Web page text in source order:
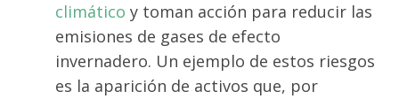
climático y toman acción para reducir las
emisiones de gases de efecto
invernadero. Un ejemplo de estos riesgos
es la aparición de activos que, por